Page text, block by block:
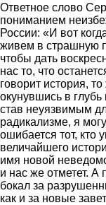
Ответное слово
пониманием
России: «И вот
живем в страшную
чтобы дать
нас то, что
говорит история,
окунувшись в
став неуязвимым
радикализме, я
ошибается тот, кто
величайшего
имя новой
и нас же отметет.
бокал за
как и за новые